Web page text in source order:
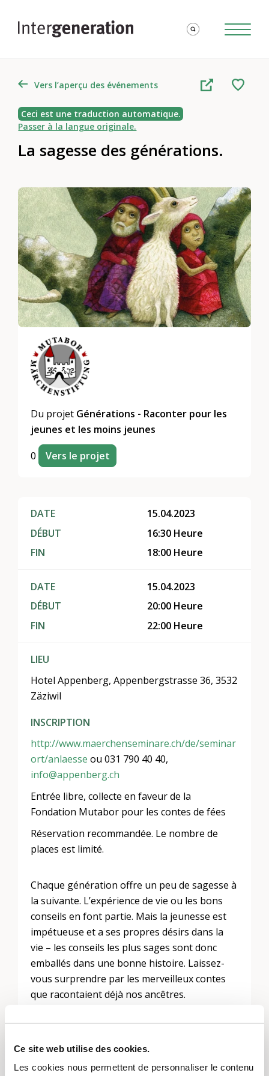
Ce site web utilise des cookies.
Les cookies nous permettent de personnaliser le contenu
Vers l’aperçu des événements
Ceci est une traduction automatique.
Passer à la langue originale.
La sagesse des générations.
Du projet Générations - Raconter pour les
jeunes et les moins jeunes
0 Vers le projet
DATE
DÉBUT
FIN
15.04.2023
16:30 Heure
18:00 Heure
DATE
DÉBUT
FIN
15.04.2023
20:00 Heure
22:00 Heure
LIEU
Hotel Appenberg, Appenbergstrasse 36, 3532
Zäziwil
INSCRIPTION
http://www.maerchenseminare.ch/de/seminar
ort/anlaesse ou 031 790 40 40,
info@appenberg.ch
Entrée libre, collecte en faveur de la
Fondation Mutabor pour les contes de fées
Réservation recommandée. Le nombre de
places est limité.
Chaque génération offre un peu de sagesse à
la suivante. L’expérience de vie ou les bons
conseils en font partie. Mais la jeunesse est
impétueuse et a ses propres désirs dans la
vie – les conseils les plus sages sont donc
emballés dans une bonne histoire. Laissez-
vous surprendre par les merveilleux contes
que racontaient déjà nos ancêtres.